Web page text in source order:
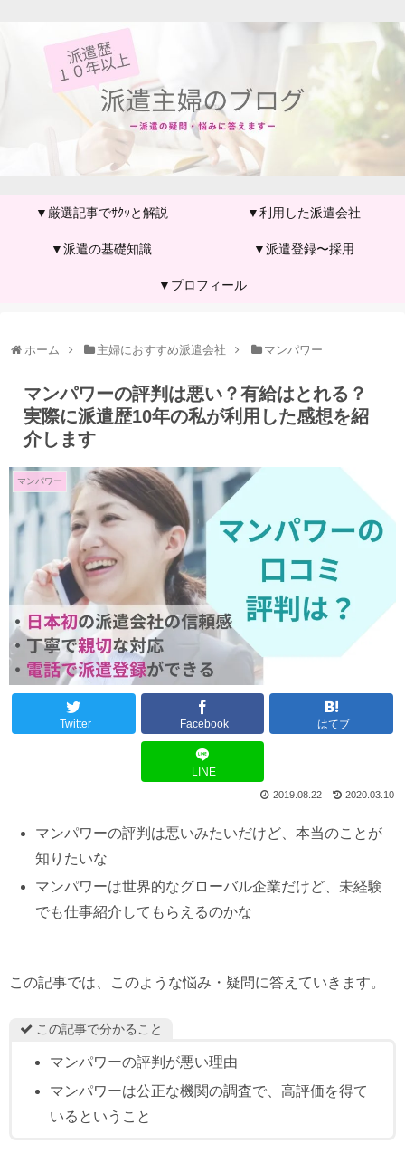
▼厳選記事でｻｸｯと解説 ▼利用した派遣会社
▼派遣の基礎知識 ▼派遣登録〜採用
▼プロフィール
ホーム 主婦におすすめ派遣会社 マンパワー
マンパワーの評判は悪い？有給はとれる？
実際に派遣歴10年の私が利用した感想を紹
介します
マンパワー
Twitter Facebook はてブ
LINE
2020.03.10
2019.08.22
マンパワーの評判は悪いみたいだけど、本当のことが
知りたいな
マンパワーは世界的なグローバル企業だけど、未経験
でも仕事紹介してもらえるのかな
この記事では、このような悩み・疑問に答えていきます。
この記事で分かること
マンパワーの評判が悪い理由
マンパワーは公正な機関の調査で、高評価を得て
いるということ